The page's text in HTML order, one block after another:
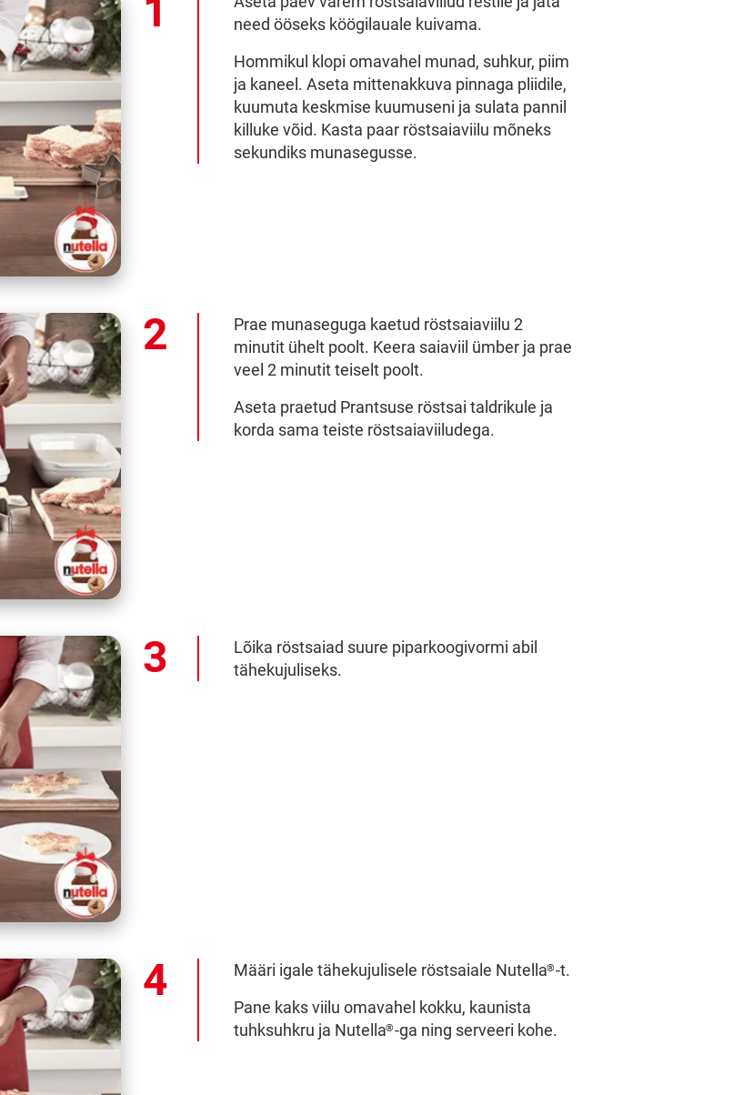
need ööseks köögilauale kuivama.
Hommikul klopi omavahel munad, suhkur, piim
ja kaneel. Aseta mittenakkuva pinnaga pliidile,
kuumuta keskmise kuumuseni ja sulata pannil
killuke võid. Kasta paar röstsaiaviilu mõneks
sekundiks munasegusse.
Prae munaseguga kaetud röstsaiaviilu 2
minutit ühelt poolt. Keera saiaviil ümber ja prae
veel 2 minutit teiselt poolt.
Aseta praetud Prantsuse röstsai taldrikule ja
korda sama teiste röstsaiaviiludega.
Lõika röstsaiad suure piparkoogivormi abil
tähekujuliseks.
Määri igale tähekujulisele röstsaiale Nutella®-t.
Pane kaks viilu omavahel kokku, kaunista
tuhksuhkru ja Nutella®-ga ning serveeri kohe.